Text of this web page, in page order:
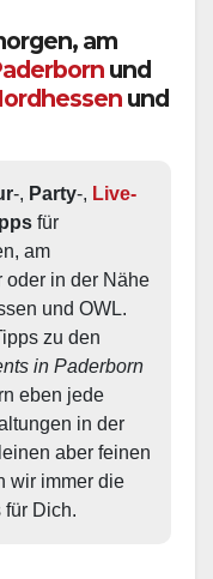
am
und
und
-, Party-, Live-
am
oder in der Nähe
und OWL.
zu den
in Paderborn
eben jede
in der
aber feinen
wir immer die
für Dich.